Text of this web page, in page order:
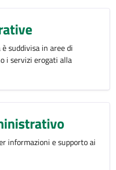
suddivisa in aree di
i servizi erogati alla
informazioni e supporto ai